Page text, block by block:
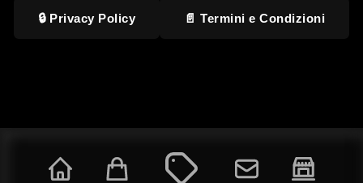
🔒 Privacy Policy 📄 Termini e Condizioni